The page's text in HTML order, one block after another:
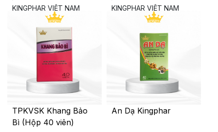
Thực phẩm giảm cân
Vitamin &
khoáng chất
Kẽm
KINGPHAR VIỆT NAM
KINGPHAR VIỆT NAM
TPKVSK Khang Bảo
Bì (Hộp 40 viên)
An Dạ Kingphar